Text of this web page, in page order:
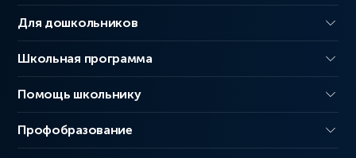
Для дошкольников
Школьная программа
Помощь школьнику
Профобразование